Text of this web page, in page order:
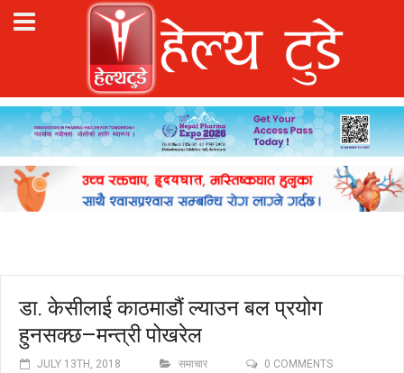
डा. केसीलाई काठमाडौं ल्याउन बल प्रयोग
हुनसक्छ–मन्त्री पोखरेल
JULY 13TH, 2018 समाचार 0 COMMENTS